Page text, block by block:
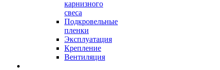
карнизного
свеса
Подкровельные
пленки
Эксплуатация
Крепление
Вентиляция